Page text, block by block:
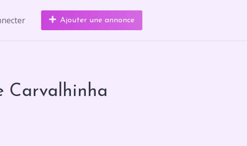
Ajouter une annonce
Carvalhinha